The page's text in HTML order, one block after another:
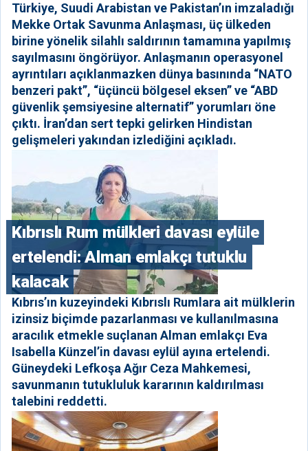
Türkiye, Suudi Arabistan ve Pakistan’ın imzaladığı
Mekke Ortak Savunma Anlaşması, üç ülkeden
birine yönelik silahlı saldırının tamamına yapılmış
sayılmasını öngörüyor. Anlaşmanın operasyonel
ayrıntıları açıklanmazken dünya basınında “NATO
benzeri pakt”, “üçüncü bölgesel eksen” ve “ABD
güvenlik şemsiyesine alternatif” yorumları öne
çıktı. İran’dan sert tepki gelirken Hindistan
gelişmeleri yakından izlediğini açıkladı.
Kıbrıslı Rum mülkleri davası eylüle
ertelendi: Alman emlakçı tutuklu
kalacak
Kıbrıs’ın kuzeyindeki Kıbrıslı Rumlara ait mülklerin
izinsiz biçimde pazarlanması ve kullanılmasına
aracılık etmekle suçlanan Alman emlakçı Eva
Isabella Künzel’in davası eylül ayına ertelendi.
Güneydeki Lefkoşa Ağır Ceza Mahkemesi,
savunmanın tutukluluk kararının kaldırılması
talebini reddetti.